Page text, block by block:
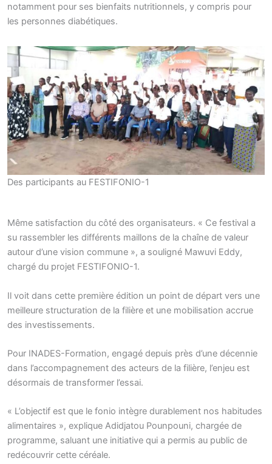
notamment pour ses bienfaits nutritionnels, y compris pour
les personnes diabétiques.
Des participants au FESTIFONIO-1
Même satisfaction du côté des organisateurs. « Ce festival a
su rassembler les différents maillons de la chaîne de valeur
autour d’une vision commune », a souligné Mawuvi Eddy,
chargé du projet FESTIFONIO-1.
Il voit dans cette première édition un point de départ vers une
meilleure structuration de la filière et une mobilisation accrue
des investissements.
Pour INADES-Formation, engagé depuis près d’une décennie
dans l’accompagnement des acteurs de la filière, l’enjeu est
désormais de transformer l’essai.
« L’objectif est que le fonio intègre durablement nos habitudes
alimentaires », explique Adidjatou Pounpouni, chargée de
programme, saluant une initiative qui a permis au public de
redécouvrir cette céréale.